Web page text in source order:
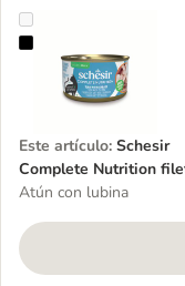
Schesir Complete
Este artículo: Schesir
Complete Nutrition
en gelatina 24 x 85 g -
Atún con lubina